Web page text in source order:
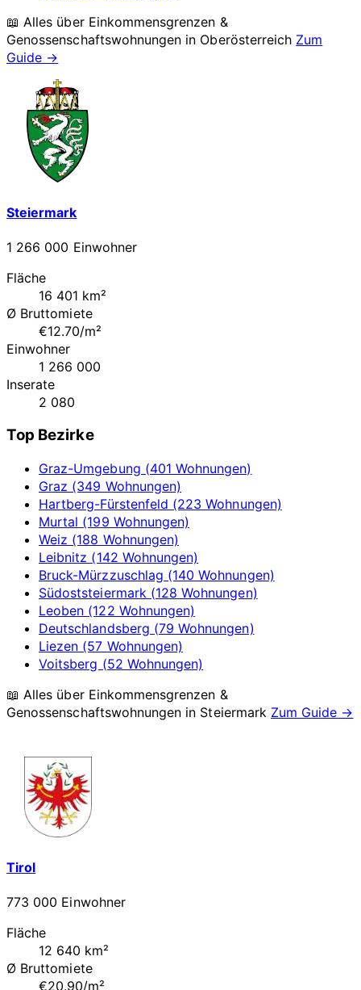
📖 Alles über Einkommensgrenzen &
Genossenschaftswohnungen in Oberösterreich Zum
Guide →
Steiermark
1 266 000 Einwohner
Fläche
16 401 km²
Ø Bruttomiete
€12.70/m²
Einwohner
1 266 000
Inserate
2 080
Top Bezirke
Graz-Umgebung (401 Wohnungen)
Graz (349 Wohnungen)
Hartberg-Fürstenfeld (223 Wohnungen)
Murtal (199 Wohnungen)
Weiz (188 Wohnungen)
Leibnitz (142 Wohnungen)
Bruck-Mürzzuschlag (140 Wohnungen)
Südoststeiermark (128 Wohnungen)
Leoben (122 Wohnungen)
Deutschlandsberg (79 Wohnungen)
Liezen (57 Wohnungen)
Voitsberg (52 Wohnungen)
📖 Alles über Einkommensgrenzen &
Genossenschaftswohnungen in Steiermark Zum Guide →
Tirol
773 000 Einwohner
Fläche
12 640 km²
Ø Bruttomiete
€20.90/m²